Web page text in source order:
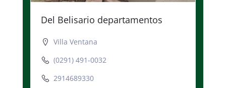
Del Belisario departamentos
Villa Ventana
(0291) 491-0032
2914689330